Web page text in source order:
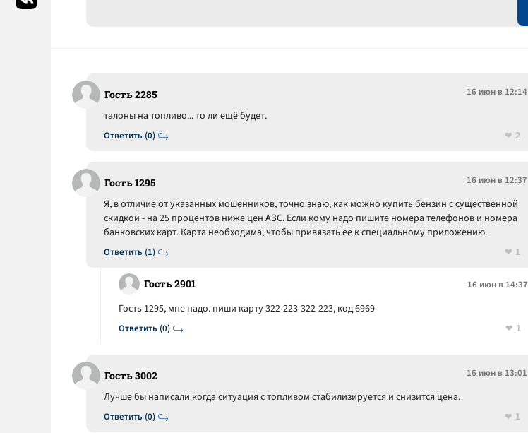
Гость 2285 16 июн в 12:14
Ответить (0)
талоны на топливо... то ли ещё будет.
2
Гость 1295 16 июн в 12:37
Ответить (1)
Я, в отличие от указанных мошенников, точно знаю, как можно купить бензин с существенной
скидкой - на 25 процентов ниже цен АЗС. Если кому надо пишите номера телефонов и номера
банковских карт. Карта необходима, чтобы привязать ее к специальному приложению.
1
Гость 2901 16 июн в 14:37
Ответить (0)
Гость 1295, мне надо. пиши карту 322-223-322-223, код 6969
1
Гость 3002 16 июн в 13:01
Ответить (0)
Лучше бы написали когда ситуация с топливом стабилизируется и снизится цена.
1